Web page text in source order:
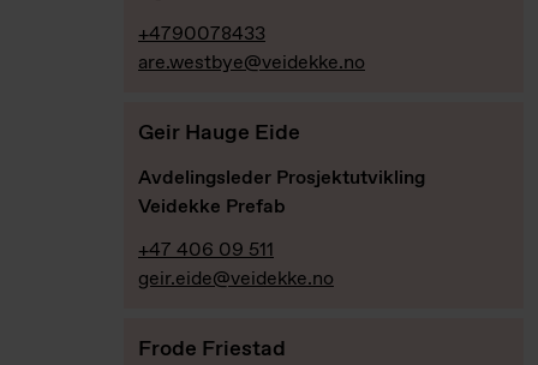
+4790078433
are.westbye@veidekke.no
Geir Hauge Eide
Avdelingsleder Prosjektutvikling
Veidekke Prefab
+47 406 09 511
geir.eide@veidekke.no
Frode Friestad